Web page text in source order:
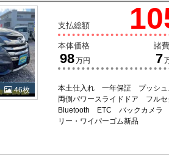
46枚
支払総額
本体価格
98万円
諸
7
本土仕入れ 一年保証 プッシ
両側パワースライドドア フル
Bluetooth ETC バックカメラ
リー・ワイパーゴム新品